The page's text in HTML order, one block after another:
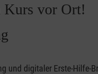
Kurs vor Ort!
und digitaler Erste-Hilfe-